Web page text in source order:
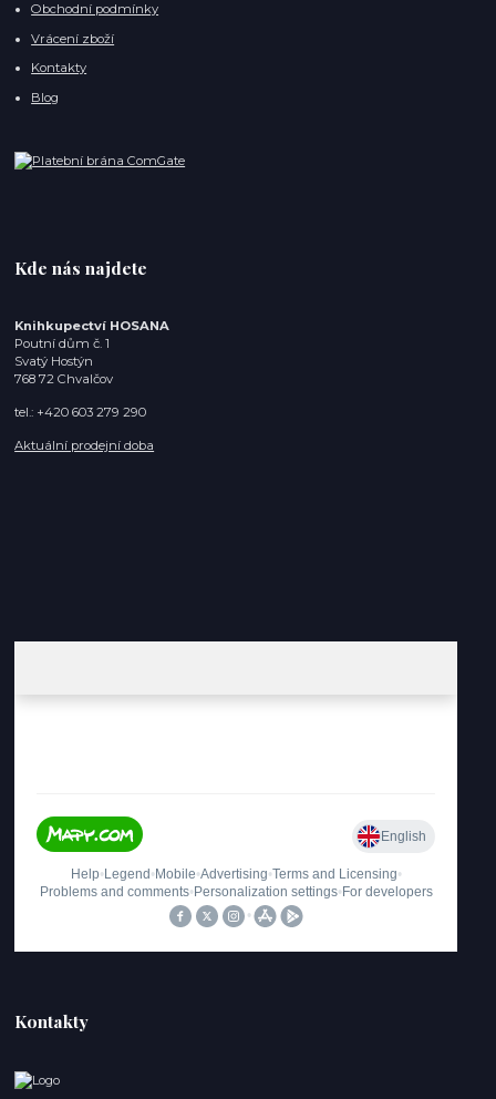
Obchodní podmínky
Vrácení zboží
Kontakty
Blog
Kde nás najdete
Knihkupectví HOSANA
Poutní dům č. 1
Svatý Hostýn
768 72 Chvalčov
tel.: +420 603 279 290
Aktuální prodejní doba
Kontakty